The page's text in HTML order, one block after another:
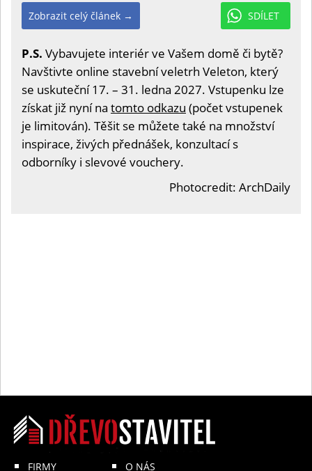
SDÍLET
Zobrazit celý článek →
P.S. Vybavujete interiér ve Vašem domě či bytě?
Navštivte online stavební veletrh Veleton, který
se uskuteční 17. – 31. ledna 2027. Vstupenku lze
získat již nyní na tomto odkazu (počet vstupenek
je limitován). Těšit se můžete také na množství
inspirace, živých přednášek, konzultací s
odborníky i slevové vouchery.
Photocredit: ArchDaily
FIRMY O NÁS